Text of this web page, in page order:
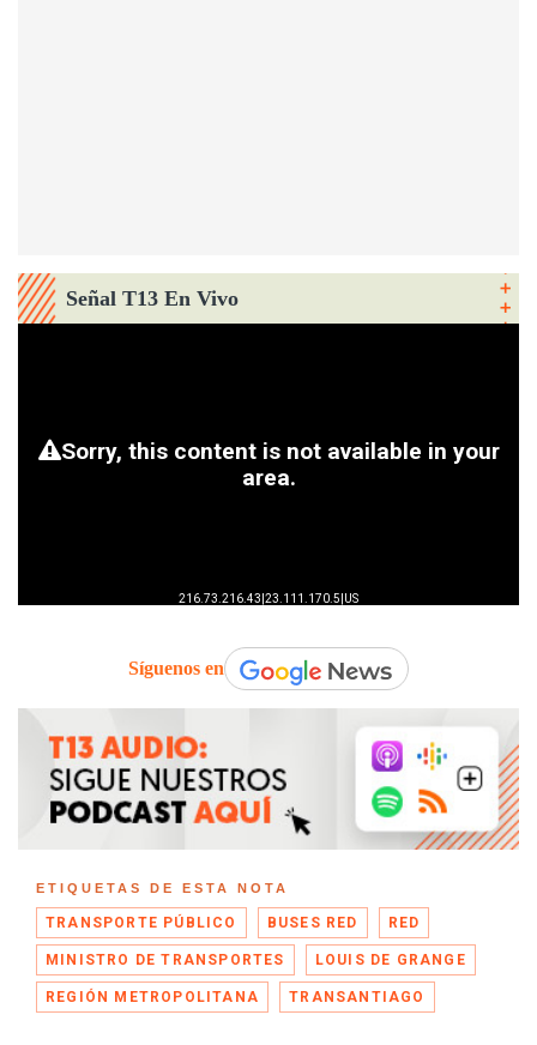
Señal T13 En Vivo
Síguenos en
ETIQUETAS DE ESTA NOTA
TRANSPORTE PÚBLICO BUSES RED RED
MINISTRO DE TRANSPORTES LOUIS DE GRANGE
REGIÓN METROPOLITANA TRANSANTIAGO